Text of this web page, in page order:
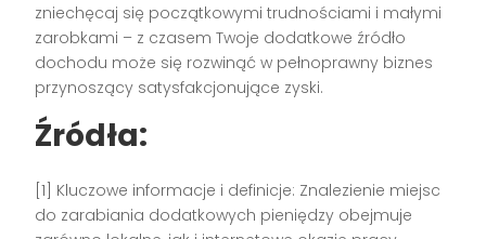
zniechęcaj się początkowymi trudnościami i małymi
zarobkami – z czasem Twoje dodatkowe źródło
dochodu może się rozwinąć w pełnoprawny biznes
przynoszący satysfakcjonujące zyski.
Źródła:
[1] Kluczowe informacje i definicje: Znalezienie miejsc
do zarabiania dodatkowych pieniędzy obejmuje